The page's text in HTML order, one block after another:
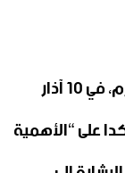
كما اتفق الطرفان على تنفيذ الاتفاق المبرم، في 10 آذار
على “الأهمية